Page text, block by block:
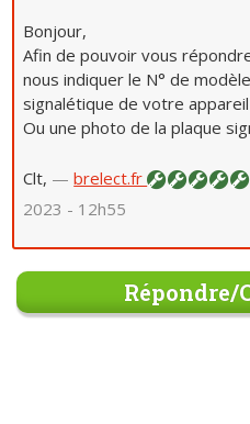
Bonjour,
Afin de pouvoir vous
nous indiquer le N° de
signalétique de votre appareil
Ou une photo de la plaque
Clt, —brelect.fr
2023 - 12h55
Répondre/